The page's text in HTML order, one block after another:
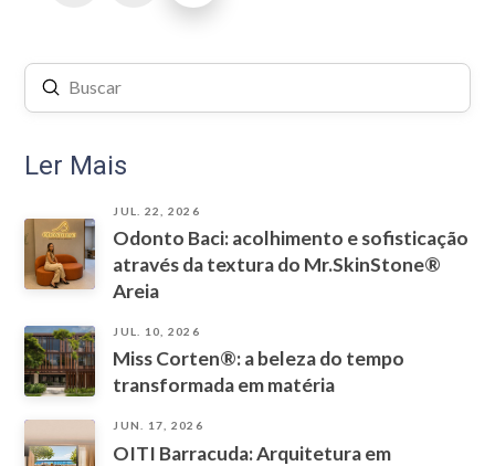
Buscar
Enviar
Ler Mais
JUL. 22, 2026
Odonto Baci: acolhimento e sofisticação
através da textura do Mr.SkinStone®
Areia
JUL. 10, 2026
Miss Corten®: a beleza do tempo
transformada em matéria
JUN. 17, 2026
OITI Barracuda: Arquitetura em